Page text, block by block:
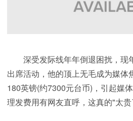
深受发际线年年倒退困扰，现
出席活动，他的顶上无毛成为媒体
180英镑(约7300元台币)，引起媒
理发费用有网友直呼，这真的"太贵